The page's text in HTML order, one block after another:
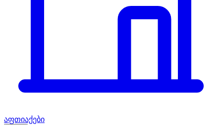
აფთიაქები